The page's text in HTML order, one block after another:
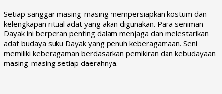
Setiap sanggar masing-masing mempersiapkan kostum dan
kelengkapan ritual adat yang akan digunakan. Para seniman
Dayak ini berperan penting dalam menjaga dan melestarikan
adat budaya suku Dayak yang penuh keberagamaan. Seni
memiliki keberagaman berdasarkan pemikiran dan kebudayaan
masing-masing setiap daerahnya.